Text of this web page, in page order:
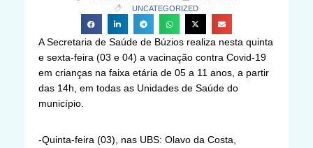
UNCATEGORIZED
A Secretaria de Saúde de Búzios realiza nesta quinta
e sexta-feira (03 e 04) a vacinação contra Covid-19
em crianças na faixa etária de 05 a 11 anos, a partir
das 14h, em todas as Unidades de Saúde do
município.
-Quinta-feira (03), nas UBS: Olavo da Costa,